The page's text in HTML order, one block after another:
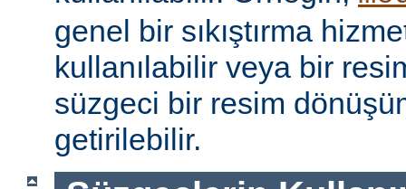
genel bir sıkıştırma
kullanılabilir veya bir
süzgeci bir resim
getirilebilir.